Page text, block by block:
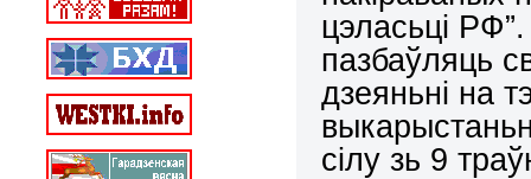
цэласьці
пазбаўляць
дзеяньні на
сілу зь 9